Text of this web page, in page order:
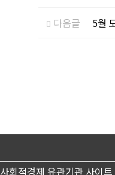
다음글 5월
사회적경제 유관기관 사이트